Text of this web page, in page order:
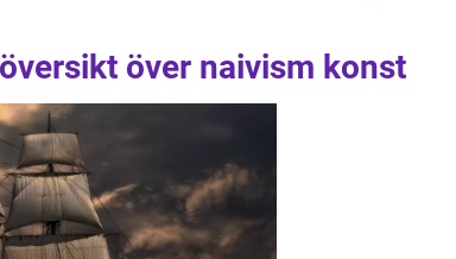
över naivism konst